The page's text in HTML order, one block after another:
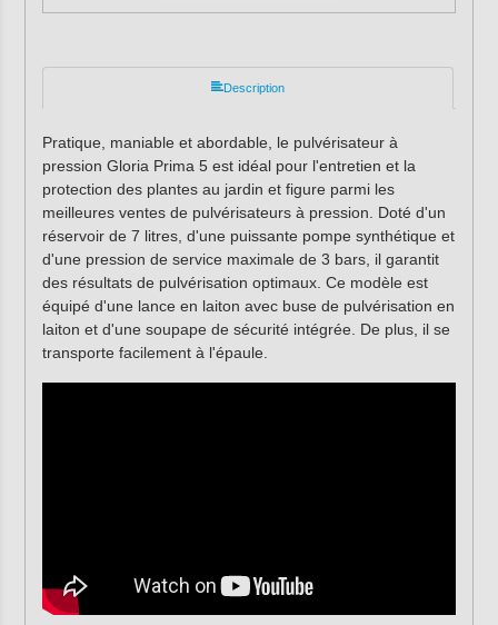
Description
Pratique, maniable et abordable, le pulvérisateur à
pression Gloria Prima 5 est idéal pour l'entretien et la
protection des plantes au jardin et figure parmi les
meilleures ventes de pulvérisateurs à pression. Doté d'un
réservoir de 7 litres, d'une puissante pompe synthétique et
d'une pression de service maximale de 3 bars, il garantit
des résultats de pulvérisation optimaux. Ce modèle est
équipé d'une lance en laiton avec buse de pulvérisation en
laiton et d'une soupape de sécurité intégrée. De plus, il se
transporte facilement à l'épaule.